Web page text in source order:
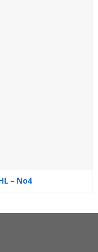
– No4